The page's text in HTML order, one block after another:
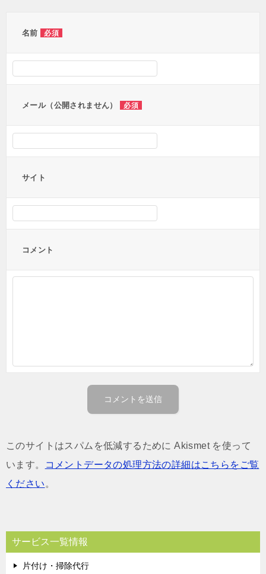
名前 必須
メール（公開されません） 必須
サイト
コメント
このサイトはスパムを低減するために Akismet を使って
います。
コメントデータの処理方法の詳細はこちらをご覧
ください 。
サービス一覧情報
片付け・掃除代行